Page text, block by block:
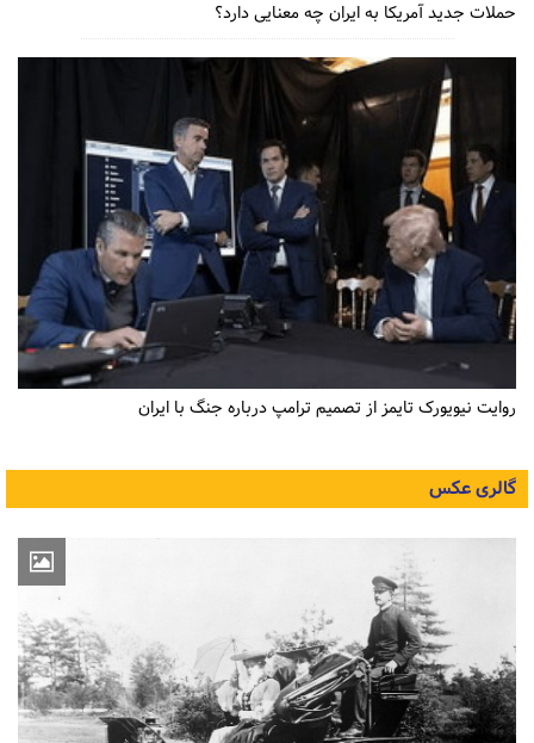
حملات جدید آمریکا به ایران چه معنایی دارد؟
روایت نیویورک تایمز از تصمیم ترامپ درباره جنگ با ایران
گالری عکس